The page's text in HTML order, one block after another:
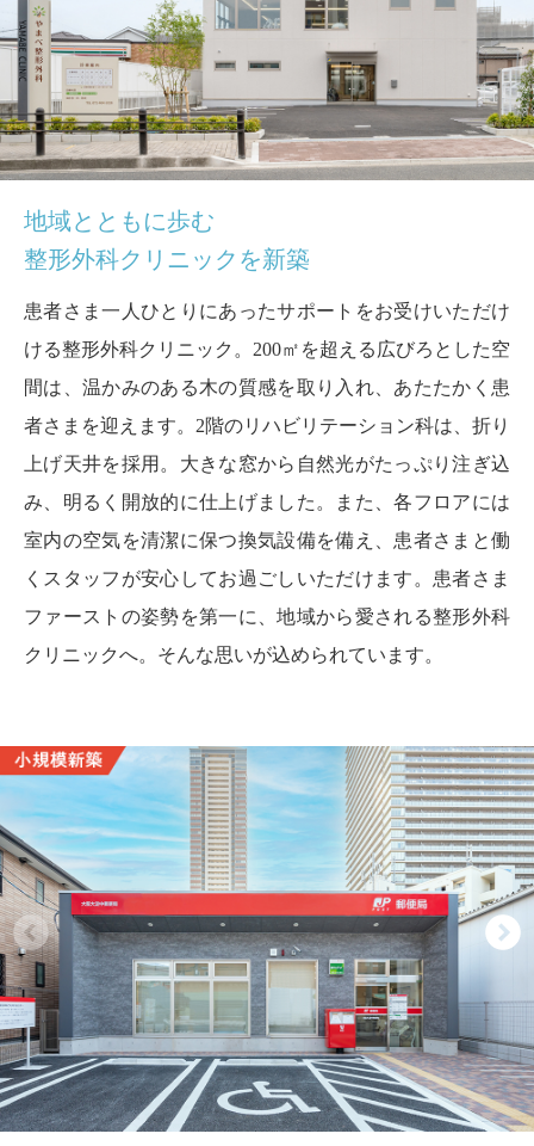
地域とともに歩む
整形外科クリニックを新築
患者さま一人ひとりにあったサポートをお受けいただけ
ける整形外科クリニック。200㎡を超える広びろとした空
間は、温かみのある木の質感を取り入れ、あたたかく患
者さまを迎えます。2階のリハビリテーション科は、折り
上げ天井を採用。大きな窓から自然光がたっぷり注ぎ込
み、明るく開放的に仕上げました。また、各フロアには
室内の空気を清潔に保つ換気設備を備え、患者さまと働
くスタッフが安心してお過ごしいただけます。患者さま
ファーストの姿勢を第一に、地域から愛される整形外科
クリニックへ。そんな思いが込められています。